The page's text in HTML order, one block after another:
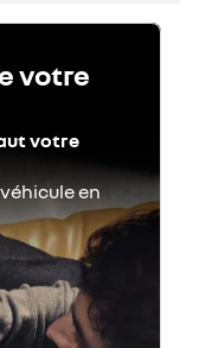
votre
votre
en